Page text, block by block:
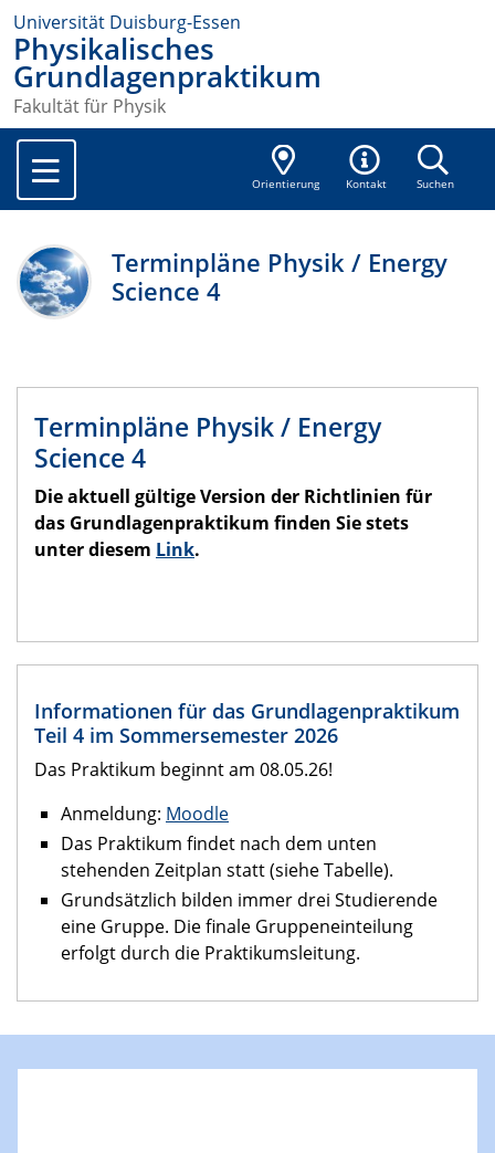
Universität Duisburg-Essen
Physikalisches
Grundlagenpraktikum
Fakultät für Physik
Orientierung Kontakt Suchen
Terminpläne Physik / Energy
Science 4
Terminpläne Physik / Energy
Science 4
Die aktuell gültige Version der Richtlinien für
das Grundlagenpraktikum finden Sie stets
unter diesem Link.
Informationen für das Grundlagenpraktikum
Teil 4 im Sommersemester 2026
Das Praktikum beginnt am 08.05.26!
Anmeldung: Moodle
Das Praktikum findet nach dem unten
stehenden Zeitplan statt (siehe Tabelle).
Grundsätzlich bilden immer drei Studierende
eine Gruppe. Die finale Gruppeneinteilung
erfolgt durch die Praktikumsleitung.